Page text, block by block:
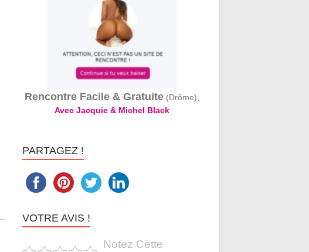
Rencontre Facile & Gratuite (Drôme),
Avec Jacquie & Michel Black
PARTAGEZ !
VOTRE AVIS !
Notez Cette